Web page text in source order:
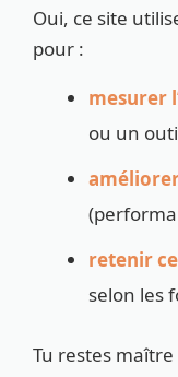
Oui, ce site
pour :
mesurer
ou un
retenir
selon les
Tu restes